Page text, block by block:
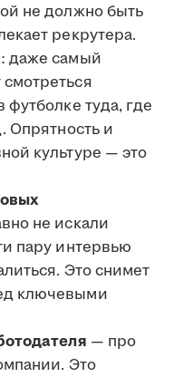
не должно быть
рекрутера.
даже самый
туда, где
Опрятность и
культуре — это
не искали
пару интервью
Это снимет
ключевыми
— про
Это